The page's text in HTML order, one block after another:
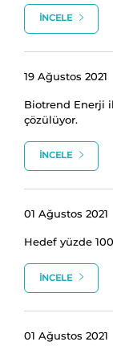
İNCELE
19 Ağustos 2021
Biotrend Enerji
çözülüyor.
İNCELE
01 Ağustos 2021
Hedef yüzde
İNCELE
01 Ağustos 2021